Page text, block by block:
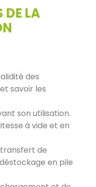
DE LA
des
savoir les
son utilisation.
à vide et en
de
en pile